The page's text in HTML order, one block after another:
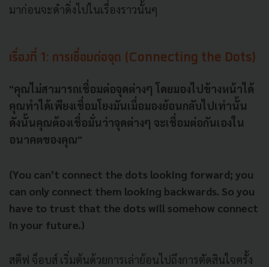
มาก่อนจะดำดิ่งไปในเรื่องราวนั้นๆ
เรื่องที่ 1: การเชื่อมต่อจุด (Connecting the Dots)
"คุณไม่สามารถเชื่อมต่อจุดต่างๆ โดยมองไปข้างหน้าได้
คุณทำได้เพียงเชื่อมโยงมันเมื่อมองย้อนกลับไปเท่านั้น
ดังนั้นคุณต้องเชื่อมั่นว่าจุดต่างๆ จะเชื่อมต่อกันเองใน
อนาคตของคุณ"
(You can’t connect the dots looking forward; you
can only connect them looking backwards. So you
have to trust that the dots will somehow connect
in your future.)
สตีฟ จ็อบส์ เริ่มต้นด้วยการเล่าย้อนไปถึงการตัดสินใจครั้ง